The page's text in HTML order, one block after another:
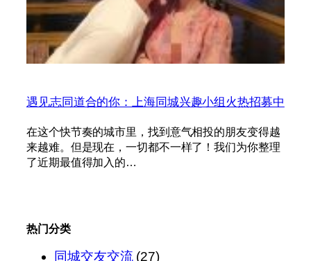
遇见志同道合的你：上海同城兴趣小组火热招募中
在这个快节奏的城市里，找到意气相投的朋友变得越
来越难。但是现在，一切都不一样了！我们为你整理
了近期最值得加入的…
热门分类
同城交友交流(27)